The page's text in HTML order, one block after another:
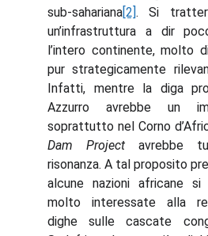
sub-sahariana[2]. Si
un’infrastruttura a dir
l’intero continente, molto
pur strategicamente
Infatti, mentre la diga
Azzurro avrebbe un
soprattutto nel Corno
Dam Project avrebbe
risonanza. A tal proposito
alcune nazioni africane
molto interessate alla
dighe sulle cascate